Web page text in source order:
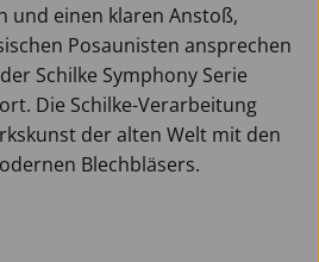
und einen klaren Anstoß,
Posaunisten ansprechen
Schilke Symphony Serie
Die Schilke-Verarbeitung
der alten Welt mit den
Blechbläsers.